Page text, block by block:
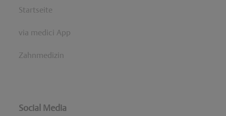
Startseite
via medici App
Zahnmedizin
Social Media